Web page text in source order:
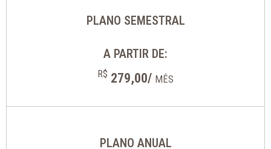
PLANO SEMESTRAL
A PARTIR DE:
R$ 279,00/ MÊS
PLANO ANUAL